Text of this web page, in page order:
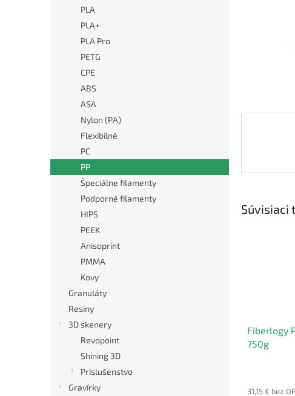
PLA
PLA+
PLA Pro
PETG
CPE
ABS
ASA
Nylon (PA)
Flexibilné
PC
PP
Špeciálne filamenty
Podporné filamenty
HIPS
PEEK
Anisoprint
PMMA
Kovy
Granuláty
Resiny
3D skenery
Revopoint
Shining 3D
Príslušenstvo
Gravírky
Súvisiaci
Fiberlogy
750g
31,15 € bez